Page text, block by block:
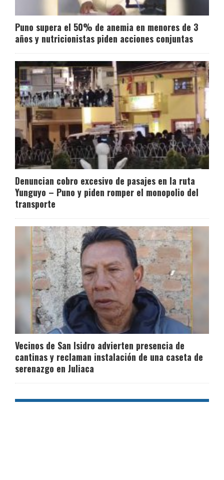
Puno supera el 50% de anemia en menores de 3
años y nutricionistas piden acciones conjuntas
Denuncian cobro excesivo de pasajes en la ruta
Yunguyo – Puno y piden romper el monopolio del
transporte
Vecinos de San Isidro advierten presencia de
cantinas y reclaman instalación de una caseta de
serenazgo en Juliaca